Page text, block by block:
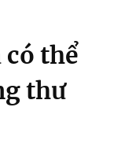
thể
thư